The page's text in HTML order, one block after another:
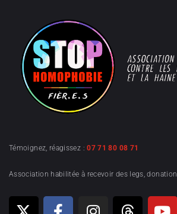
Témoignez, réagissez :07 71 80 08 71
Association habilitée à recevoir des legs,